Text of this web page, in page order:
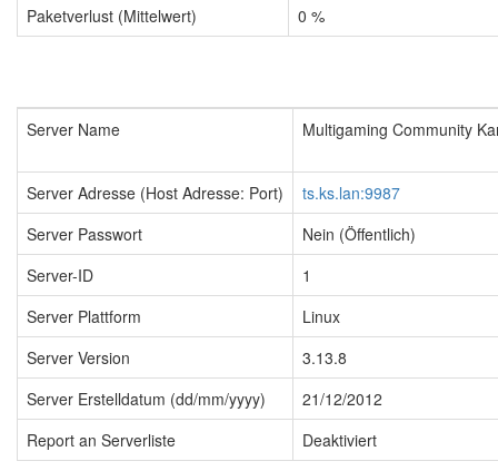
Paketverlust (Mittelwert)
0 %
Server Name Multigaming Community
Server Adresse (Host Adresse: Port)
ts.ks.lan:9987
Server Passwort
Nein (Öffentlich)
Server-ID
1
Server Plattform
Linux
Server Version
3.13.8
Server Erstelldatum (dd/mm/yyyy)
21/12/2012
Report an Serverliste
Deaktiviert